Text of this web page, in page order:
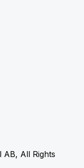
AB, All Rights